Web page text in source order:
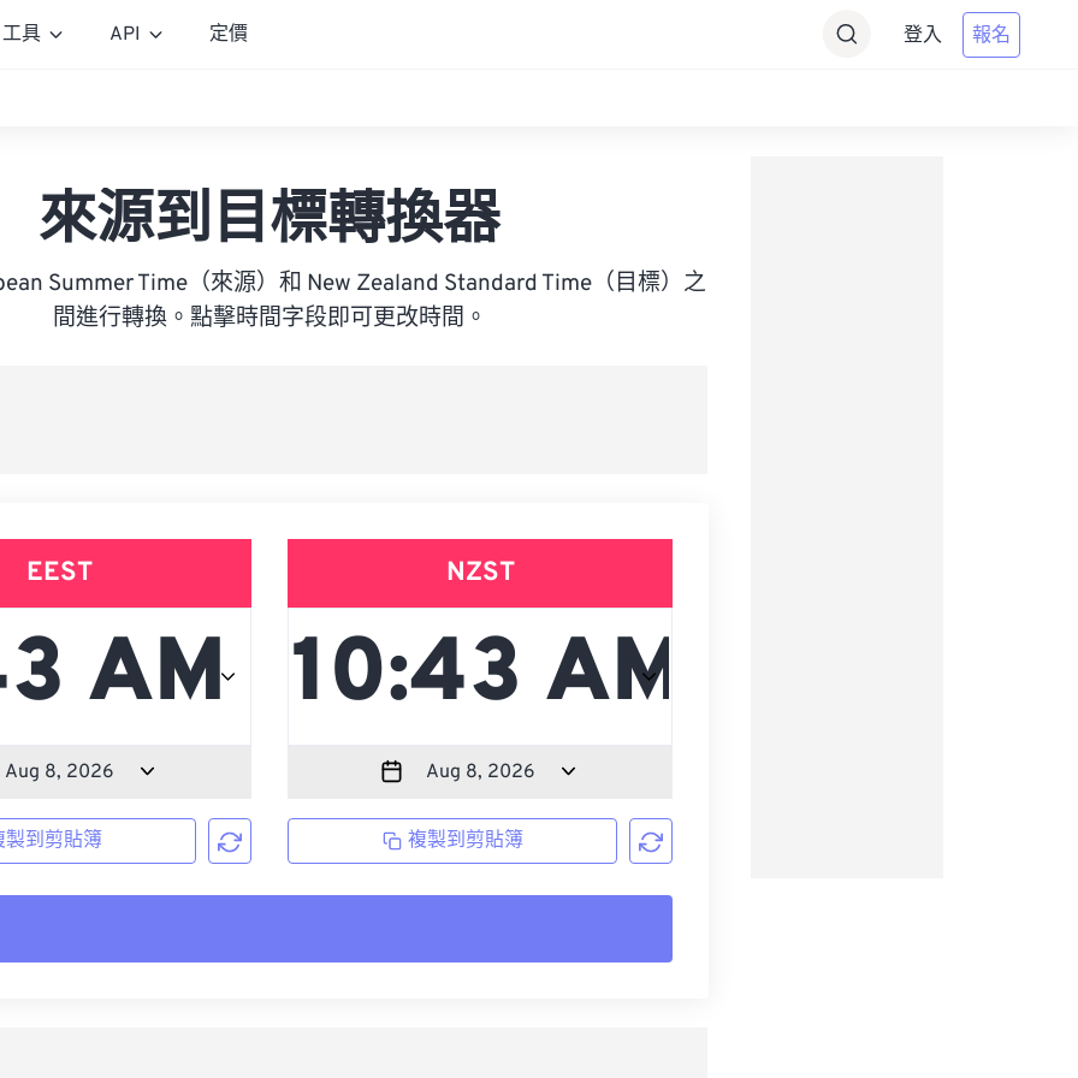
工具 API 定價 登入 報名
來源到目標轉換器
Summer Time（來源）和 New Zealand Standard Time（目標）之
間進行轉換。點擊時間字段即可更改時間。
EEST
製到剪貼簿
NZST
複製到剪貼簿